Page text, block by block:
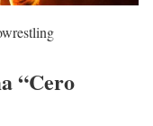
“Cero